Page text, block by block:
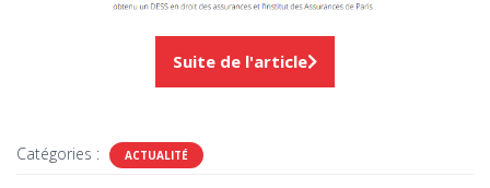
Suite de l'article
Catégories : ACTUALITÉ